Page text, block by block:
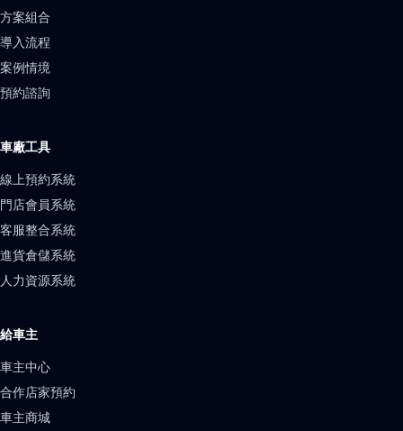
方案組合
導入流程
案例情境
預約諮詢
車廠工具
線上預約系統
門店會員系統
客服整合系統
進貨倉儲系統
人力資源系統
給車主
車主中心
合作店家預約
車主商城